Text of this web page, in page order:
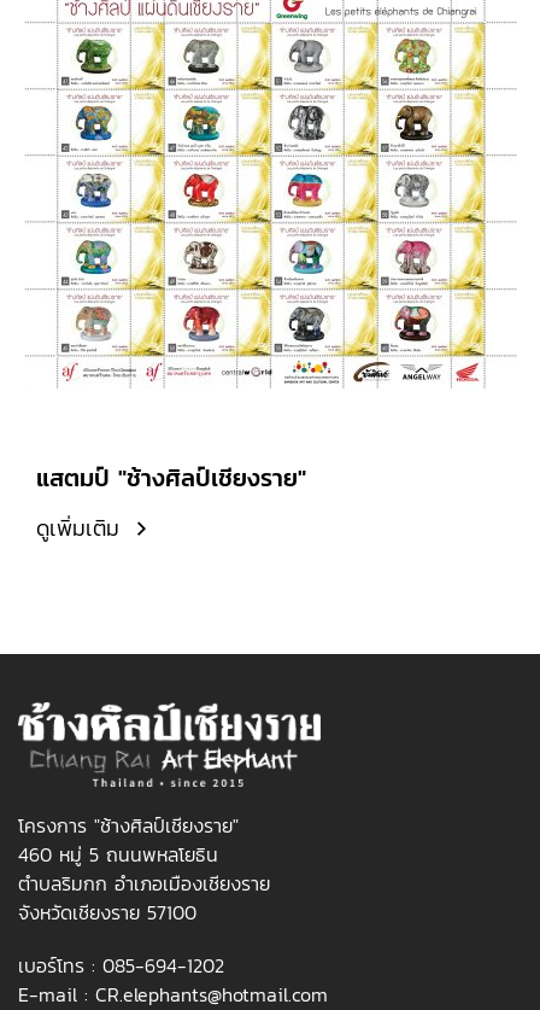
แสตมป์ "ช้างศิลป์เชียงราย"
ดูเพิ่มเติม
โครงการ "ช้างศิลป์เชียงราย"
460 หมู่ 5 ถนนพหลโยธิน
ตำบลริมกก อำเภอเมืองเชียงราย
จังหวัดเชียงราย 57100
เบอร์โทร : 085-694-1202
E-mail : CR.elephants@hotmail.com